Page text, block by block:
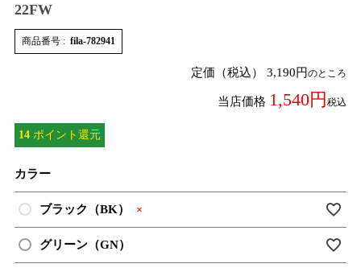
22FW
商品番号 fila-782941
定価（税込） 3,190 のところ
当店価格 1,540 税込
14 ポイント還元
カラー
ブラック（BK） ×
グリーン（GN）